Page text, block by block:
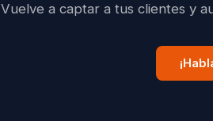
Vuelve a captar a tus clientes y